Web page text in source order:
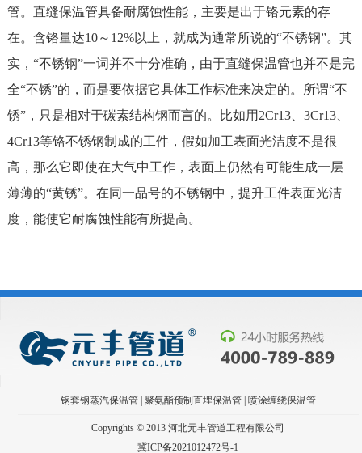
管。直缝保温管具备耐腐蚀性能，主要是出于铬元素的存
在。含铬量达10～12%以上，就成为通常所说的“不锈钢”。其
实，“不锈钢”一词并不十分准确，由于直缝保温管也并不是完
全“不锈”的，而是要依据它具体工作标准来决定的。所谓“不
锈”，只是相对于碳素结构钢而言的。比如用2Cr13、3Cr13、
4Cr13等铬不锈钢制成的工件，假如加工表面光洁度不是很
高，那么它即使在大气中工作，表面上仍然有可能生成一层
薄薄的“黄锈”。在同一品号的不锈钢中，提升工件表面光洁
度，能使它耐腐蚀性能有所提高。
钢套钢蒸汽保温管| 聚氨酯预制直埋保温管| 喷涂缠绕保温管
Copyrights © 2013 河北元丰管道工程有限公司
冀ICP备2021012472号-1